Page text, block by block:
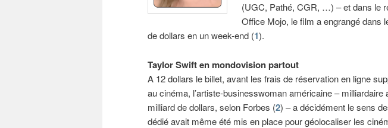
(UGC, Pathé, CGR, …) – et dans le
Office Mojo, le film a engrangé dans
de dollars en un week-end (1).
Taylor Swift en mondovision partout
A 12 dollars le billet, avant les frais de réservation en ligne
au cinéma, l’artiste-businesswoman américaine – milliardaire
milliard de dollars, selon Forbes (2) – a décidément le sens
dédié avait même été mis en place pour géolocaliser les